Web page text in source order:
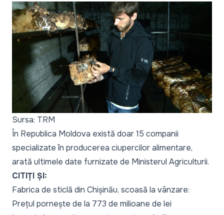
Sursa: TRM
În Republica Moldova există doar 15 companii
specializate în producerea ciupercilor alimentare,
arată ultimele date furnizate de Ministerul Agriculturii.
CITIȚI ȘI:
Fabrica de sticlă din Chișinău, scoasă la vânzare:
Prețul pornește de la 773 de milioane de lei